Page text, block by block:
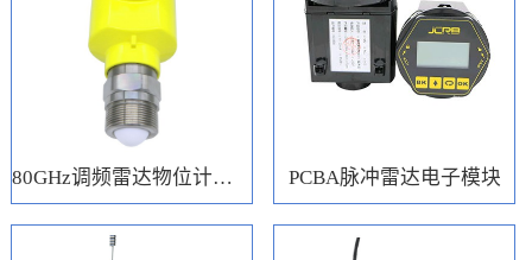
80GHz调频雷达物位计（RBRD71） PCBA脉冲雷达电子模块